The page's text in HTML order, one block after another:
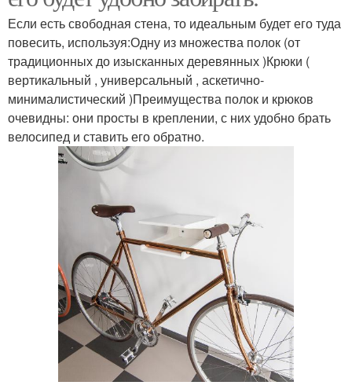
Если есть свободная стена, то идеальным будет его туда
повесить, используя:Одну из множества полок (от
традиционных до изысканных деревянных )Крюки (
вертикальный , универсальный , аскетично-
минималистический )Преимущества полок и крюков
очевидны: они просты в креплении, с них удобно брать
велосипед и ставить его обратно.